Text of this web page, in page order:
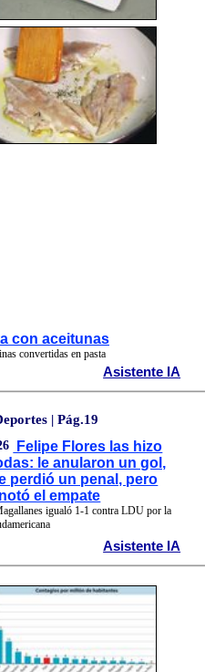
con aceitunas
convertidas en pasta
Asistente IA
| Pág.19
Felipe Flores las hizo
le anularon un gol,
perdió un penal, pero
el empate
igualó 1-1 contra LDU por la
Asistente IA